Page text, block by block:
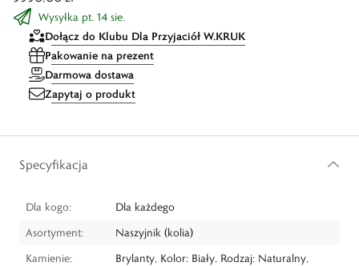
Wysyłka pt. 14 sie.
Dołącz do Klubu Dla Przyjaciół W.KRUK
Pakowanie na prezent
Darmowa dostawa
Zapytaj o produkt
Specyfikacja
Dla kogo:
Dla każdego
Asortyment:
Naszyjnik (kolia)
Kamienie:
Brylanty, Kolor: Biały, Rodzaj: Naturalny,